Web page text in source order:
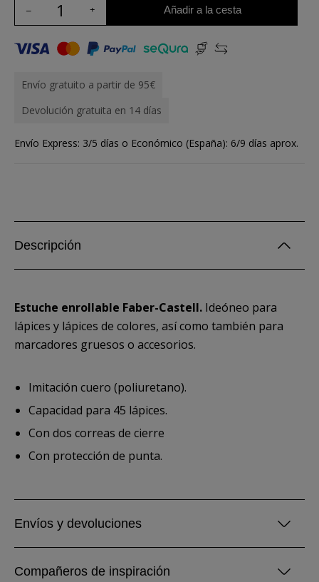
Añadir a la cesta
Envío gratuito a partir de 95€
Devolución gratuita en 14 días
Envío Express: 3/5 días o Económico (España): 6/9 días aprox.
Descripción
Estuche enrollable Faber-Castell. Ideóneo para
lápices y lápices de colores, así como también para
marcadores gruesos o accesorios.
Imitación cuero (poliuretano).
Capacidad para 45 lápices.
Con dos correas de cierre
Con protección de punta.
Envíos y devoluciones
Compañeros de inspiración